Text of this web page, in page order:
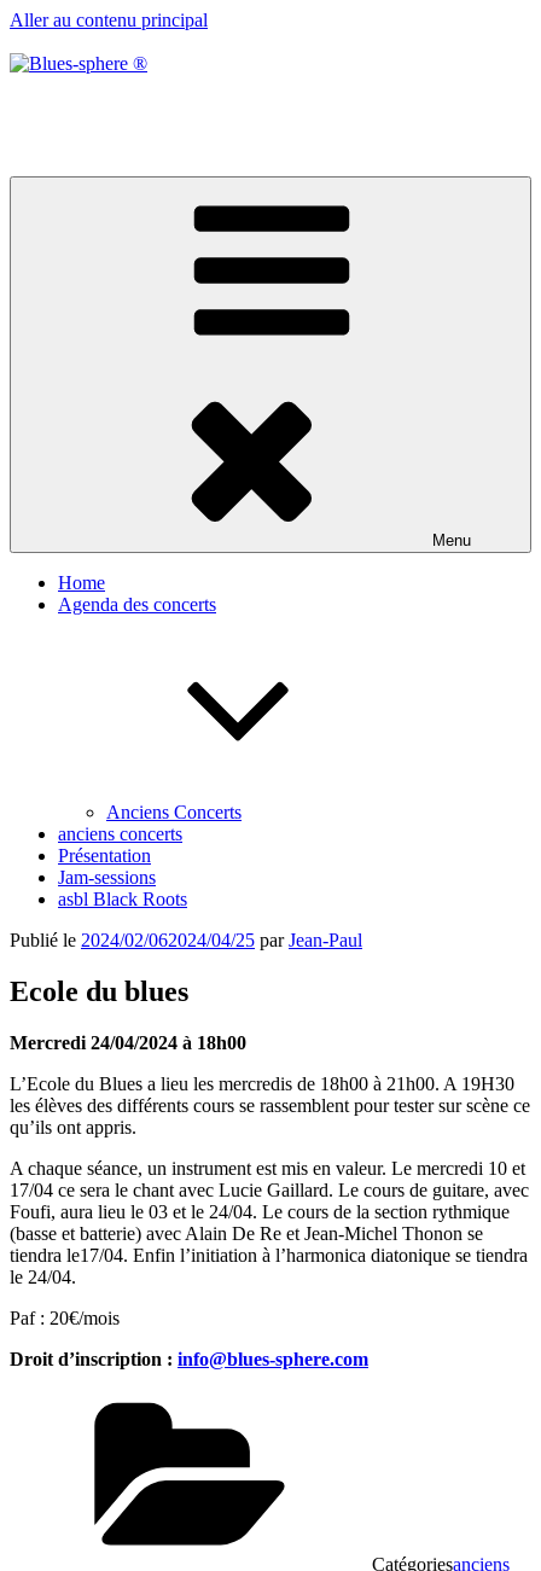
Aller au contenu principal
Menu
Home
Agenda des concerts
Anciens Concerts
anciens concerts
Présentation
Jam-sessions
asbl Black Roots
Publié le 2024/02/062024/04/25 parJean-Paul
Ecole du blues
Mercredi 24/04/2024 à 18h00
L’Ecole du Blues a lieu les mercredis de 18h00 à 21h00. A 19H30
les élèves des différents cours se rassemblent pour tester sur scène ce
qu’ils ont appris.
A chaque séance, un instrument est mis en valeur. Le mercredi 10 et
17/04 ce sera le chant avec Lucie Gaillard. Le cours de guitare, avec
Foufi, aura lieu le 03 et le 24/04. Le cours de la section rythmique
(basse et batterie) avec Alain De Re et Jean-Michel Thonon se
tiendra le17/04. Enfin l’initiation à l’harmonica diatonique se tiendra
le 24/04.
Paf : 20€/mois
Droit d’inscription : info@blues-sphere.com
Catégoriesanciens